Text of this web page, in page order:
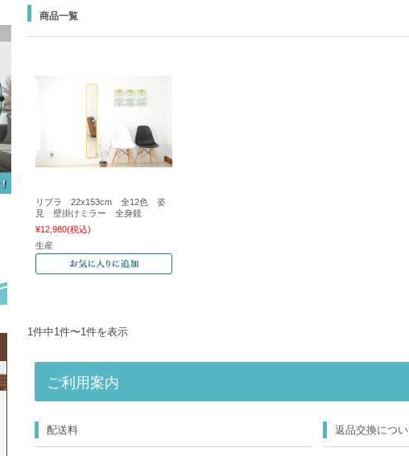
商品一覧
リブラ 22x153cm 全12色 姿
見 壁掛けミラー 全身鏡
¥12,980(税込)
生産
1件中1件〜1件を表示
ご利用案内
配送料 返品交換につ